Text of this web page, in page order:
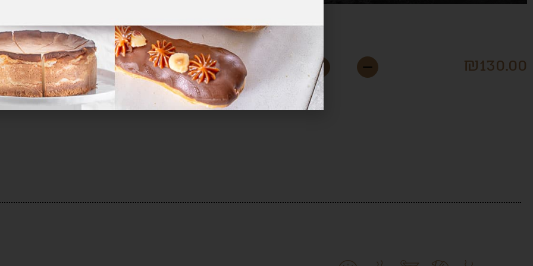
₪130.00
מיני בורקס פינוקים
₪140.00
99.00